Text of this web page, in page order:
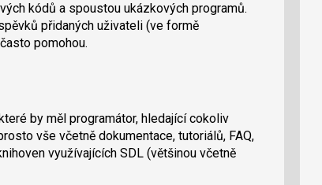
kódů a spoustou ukázkových programů.
přidaných uživateli (ve formě
pomohou.
by měl programátor, hledající cokoliv
vše včetně dokumentace, tutoriálů, FAQ,
využívajících SDL (většinou včetně